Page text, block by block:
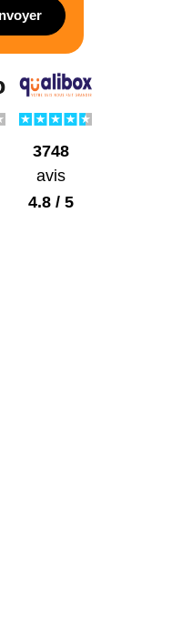
3748
avis
4.8 / 5